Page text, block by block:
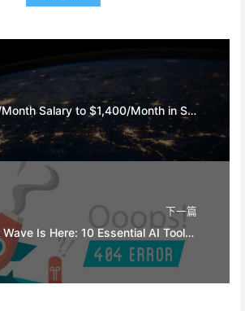
From a $700/Month Salary to $1,400/Month in Side Income: An Ordinary Person's AI Money-making Journey
下一篇
The AI Agent Wave Is Here: 10 Essential AI Tools for Office Workers in 2026